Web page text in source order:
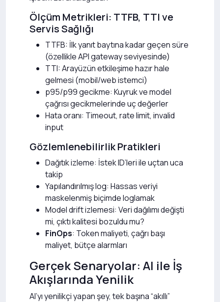
Ölçüm Metrikleri: TTFB, TTI ve
Servis Sağlığı
TTFB: İlk yanıt baytına kadar geçen süre
(özellikle API gateway seviyesinde)
TTI: Arayüzün etkileşime hazır hale
gelmesi (mobil/web istemci)
p95/p99 gecikme: Kuyruk ve model
çağrısı gecikmelerinde uç değerler
Hata oranı: Timeout, rate limit, invalid
input
Gözlemlenebilirlik Pratikleri
Dağıtık izleme: İstek ID’leri ile uçtan uca
takip
Yapılandırılmış log: Hassas veriyi
maskelenmiş biçimde loglamak
Model drift izlemesi: Veri dağılımı değişti
mi, çıktı kalitesi bozuldu mu?
FinOps: Token maliyeti, çağrı başı
maliyet, bütçe alarmları
Gerçek Senaryolar: AI ile İş
Akışlarında Yenilik
AI’yı yenilikçi yapan şey, tek başına “akıllı”